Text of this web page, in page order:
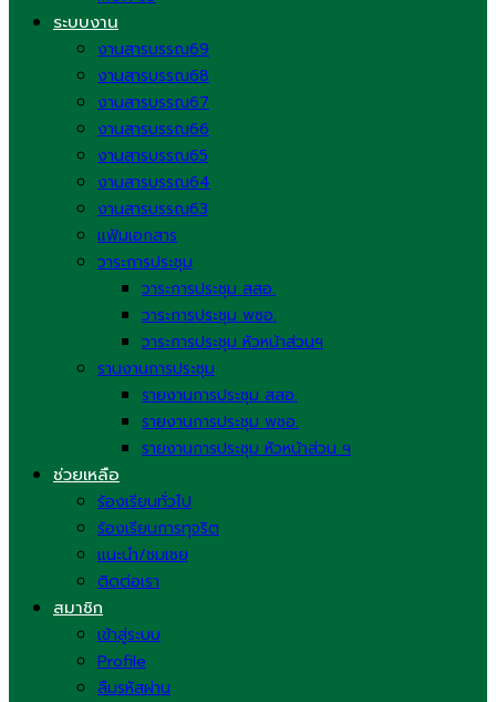
ระบบงาน
งานสารบรรณ69
งานสารบรรณ68
งานสารบรรณ67
งานสารบรรณ66
งานสารบรรณ65
งานสารบรรณ64
งานสารบรรณ63
แฟ้มเอกสาร
วาระการประชุม
วาระการประชุม สสอ.
วาระการประชุม พชอ.
วาระการประชุม หัวหน้าส่วนฯ
รานงานการประชุม
รายงานการประชุม สสอ.
รายงานการประชุม พชอ.
รายงานการประชุม หัวหน้าส่วน ฯ
ช่วยเหลือ
ร้องเรียนทั่วไป
ร้องเรียนการทุจริต
แนะนำ/ชมเชย
ติดต่อเรา
สมาชิก
เข้าสู่ระบบ
Profile
ลืมรหัสผ่าน